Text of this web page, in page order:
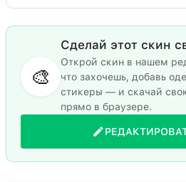
🎨
Сделай этот скин
Открой скин в нашем
что захочешь, добавь
стикеры — и скачай
прямо в браузере.